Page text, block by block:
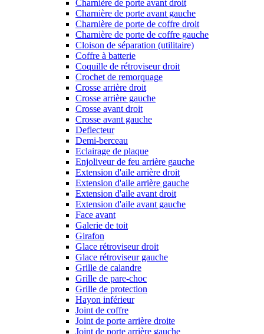
Charnière de porte avant droit
Charnière de porte avant gauche
Charnière de porte de coffre droit
Charnière de porte de coffre gauche
Cloison de séparation (utilitaire)
Coffre à batterie
Coquille de rétroviseur droit
Crochet de remorquage
Crosse arrière droit
Crosse arrière gauche
Crosse avant droit
Crosse avant gauche
Deflecteur
Demi-berceau
Eclairage de plaque
Enjoliveur de feu arrière gauche
Extension d'aile arrière droit
Extension d'aile arrière gauche
Extension d'aile avant droit
Extension d'aile avant gauche
Face avant
Galerie de toit
Girafon
Glace rétroviseur droit
Glace rétroviseur gauche
Grille de calandre
Grille de pare-choc
Grille de protection
Hayon inférieur
Joint de coffre
Joint de porte arrière droite
Joint de porte arrière gauche